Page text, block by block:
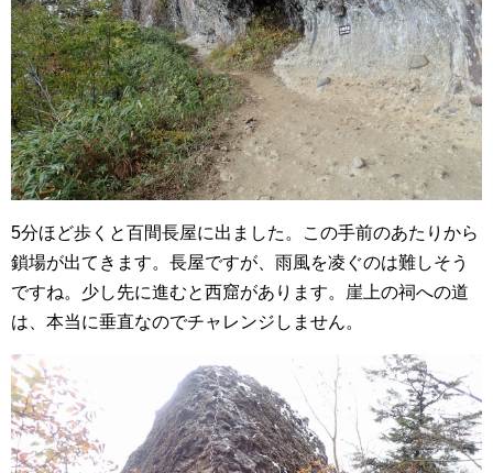
5分ほど歩くと百間長屋に出ました。この手前のあたりから
鎖場が出てきます。長屋ですが、雨風を凌ぐのは難しそう
ですね。少し先に進むと西窟があります。崖上の祠への道
は、本当に垂直なのでチャレンジしません。